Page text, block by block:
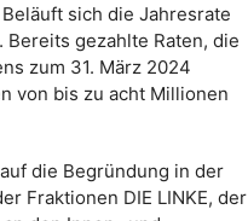
sich die Jahresrate
gezahlte Raten, die
zum 31. März 2024
von bis zu acht Millionen
die Begründung in der
Fraktionen DIE LINKE, der